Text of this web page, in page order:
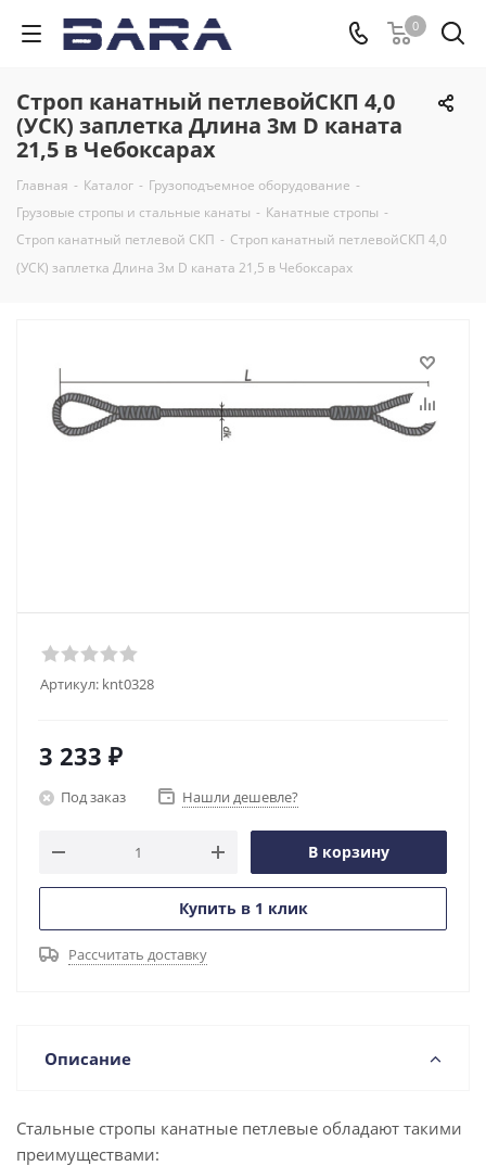
0
Строп канатный петлевойСКП 4,0
(УСК) заплетка Длина 3м D каната
21,5 в Чебоксарах
Главная - Каталог - Грузоподъемное оборудование -
Грузовые стропы и стальные канаты - Канатные стропы -
Строп канатный петлевой СКП - Строп канатный петлевойСКП 4,0
(УСК) заплетка Длина 3м D каната 21,5 в Чебоксарах
Артикул: knt0328
3 233 ₽
Под заказ Нашли дешевле?
В корзину
Купить в 1 клик
Рассчитать доставку
Описание
Стальные стропы канатные петлевые обладают такими
преимуществами: